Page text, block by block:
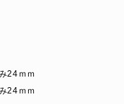
24ｍｍ
24ｍｍ